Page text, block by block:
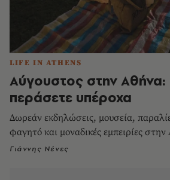
LIFE IN ATHENS
Αύγουστος στην Αθήνα:
περάσετε υπέροχα
Δωρεάν εκδηλώσεις, μουσεία,
φαγητό και μοναδικές εμπειρίες στην
Γιάννης Νένες